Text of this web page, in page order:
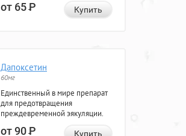
от 65Р Купить
Дапоксетин
60мг
Единственный в мире препарат
для предотвращения
преждевременной эякуляции.
от 90Р Купить